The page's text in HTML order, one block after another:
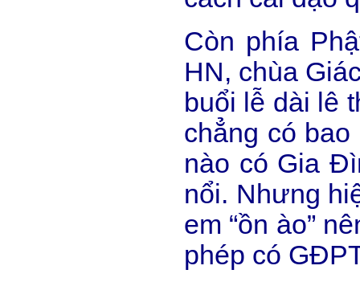
Còn phía
HN, chùa
buổi lễ dài lê
chẳng có
nào có Gia
nổi. Nhưng
em “ồn ào”
phép có